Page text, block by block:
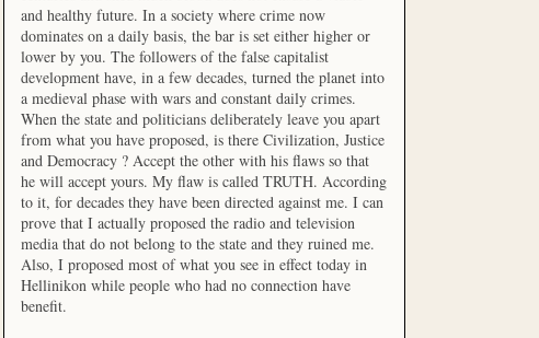
and healthy future. In a society where crime now
dominates on a daily basis, the bar is set either higher or
lower by you. The followers of the false capitalist
development have, in a few decades, turned the planet into
a medieval phase with wars and constant daily crimes.
When the state and politicians deliberately leave you apart
from what you have proposed, is there Civilization, Justice
and Democracy ? Accept the other with his flaws so that
he will accept yours. My flaw is called TRUTH. According
to it, for decades they have been directed against me. I can
prove that I actually proposed the radio and television
media that do not belong to the state and they ruined me.
Also, I proposed most of what you see in effect today in
Hellinikon while people who had no connection have
benefit.